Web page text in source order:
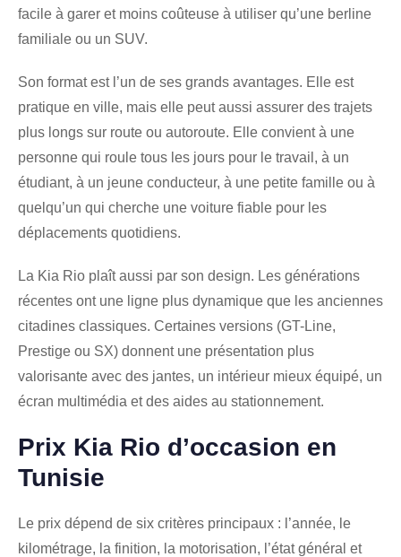
facile à garer et moins coûteuse à utiliser qu’une berline
familiale ou un SUV.
Son format est l’un de ses grands avantages. Elle est
pratique en ville, mais elle peut aussi assurer des trajets
plus longs sur route ou autoroute. Elle convient à une
personne qui roule tous les jours pour le travail, à un
étudiant, à un jeune conducteur, à une petite famille ou à
quelqu’un qui cherche une voiture fiable pour les
déplacements quotidiens.
La Kia Rio plaît aussi par son design. Les générations
récentes ont une ligne plus dynamique que les anciennes
citadines classiques. Certaines versions (GT-Line,
Prestige ou SX) donnent une présentation plus
valorisante avec des jantes, un intérieur mieux équipé, un
écran multimédia et des aides au stationnement.
Prix Kia Rio d’occasion en
Tunisie
Le prix dépend de six critères principaux : l’année, le
kilométrage, la finition, la motorisation, l’état général et